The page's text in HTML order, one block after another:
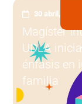
30 abril, 2026
Magíster
UDLA
énfasis en
familia